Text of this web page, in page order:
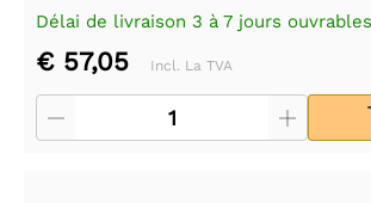
Délai de livraison 3 à 7 jours ouvrables
€ 57,05 Incl. La TVA